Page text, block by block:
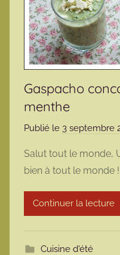
Gaspacho
menthe
Publié le 3 septembre
Salut tout le monde,
bien à tout le monde
Continuer la lecture
Cuisine d'été